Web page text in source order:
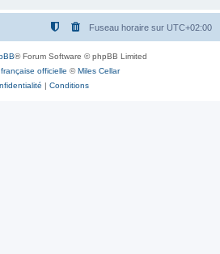
Fuseau horaire sur UTC+02:00
® Forum Software © phpBB Limited
officielle ©Miles Cellar
| Conditions